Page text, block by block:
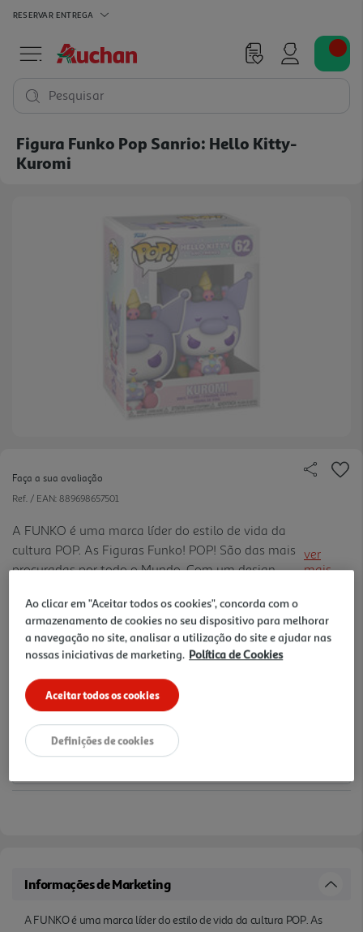
RESERVAR ENTREGA
Pesquisar
Figura Funko Pop Sanrio: Hello Kitty-
Kuromi
Faça a sua avaliação
Ref. / EAN: 889698657501
A FUNKO é uma marca líder do estilo de vida da
cultura POP. As Figuras Funko! POP! São das mais
procuradas por todo o Mundo. Com um design
qualquer canto; com alta qualidade de produção e
pintura, com detalhes per feitos; coleção
verdadeiramente intemporal para pequenos e
ver
mais
15,99 €
Notas de preparação
Informações de Marketing
A FUNKO é uma marca líder do estilo de vida da cultura POP. As
Ao clicar em "Aceitar todos os cookies", concorda com o
armazenamento de cookies no seu dispositivo para melhorar
a navegação no site, analisar a utilização do site e ajudar nas
nossas iniciativas de marketing. Política de Cookies
Aceitar todos os cookies
Definições de cookies